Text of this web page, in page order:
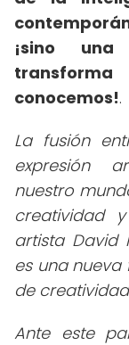
¡sino
conocemos!.
La fusión
expresión
nuestro
creatividad
artista David
es una
de creatividad
Ante este